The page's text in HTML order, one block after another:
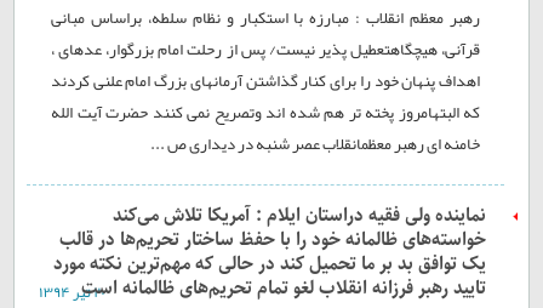
رهبر معظم انقلاب : مبارزه با استکبار و نظام سلطه، براساس مبانی
قرآنی، هیچگاهتعطیل پذیر نیست/ پس از رحلت امام بزرگوار، عدهای ،
اهداف پنهان خود را برای کنار گذاشتن آرمانهای بزرگ امام علنی کردند
که البتهامروز پخته تر هم شده اند وتصریح نمی کنند حضرت آیت الله
خامنه ای رهبر معظمانقلاب عصر شنبه در دیداری ص ...
نماینده ولی فقیه دراستان ایلام : آمریکا تلاش می‌کند
خواسته‌های ظالمانه خود را با حفظ ساختار تحریم‌ها در قالب
یک توافق بد بر ما تحمیل کند در حالی که مهم‌ترین نکته مورد
تایید رهبر فرزانه انقلاب لغو تمام تحریم‌های ظالمانه است
۲۰ تير ۱۳۹۴